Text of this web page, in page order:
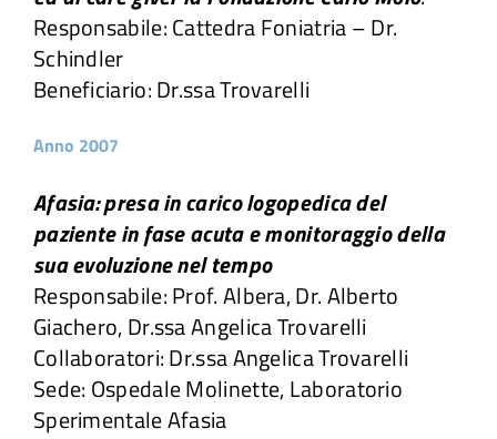
Responsabile: Cattedra Foniatria – Dr.
Schindler
Beneficiario: Dr.ssa Trovarelli
Anno 2007
Afasia: presa in carico logopedica del
paziente in fase acuta e monitoraggio della
sua evoluzione nel tempo
Responsabile: Prof. Albera, Dr. Alberto
Giachero, Dr.ssa Angelica Trovarelli
Collaboratori: Dr.ssa Angelica Trovarelli
Sede: Ospedale Molinette, Laboratorio
Sperimentale Afasia